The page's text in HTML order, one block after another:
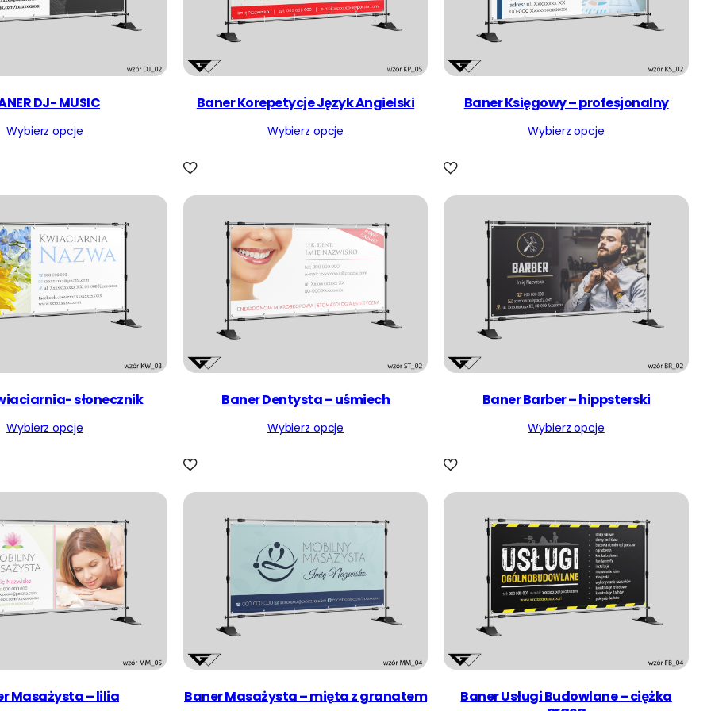
DJ- MUSIC
Wybierz opcje
Baner Korepetycje Język Angielski
Wybierz opcje
Baner Księgowy – profesjonalny
Wybierz opcje
słonecznik
Wybierz opcje
Baner Dentysta – uśmiech
Wybierz opcje
Baner Barber – hippsterski
Wybierz opcje
Masażysta – lilia Baner Masażysta – mięta z granatem
Baner Usługi Budowlane – ciężka